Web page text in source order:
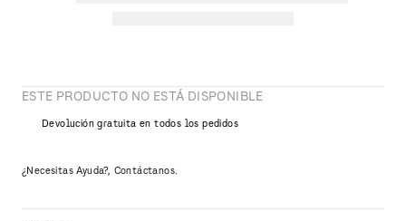
ESTE PRODUCTO NO ESTÁ DISPONIBLE
Devolución gratuita en todos los pedidos
¿Necesitas Ayuda?, Contáctanos.